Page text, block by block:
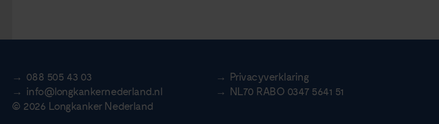
088 505 43 03
Privacyverklaring
info@longkankernederland.nl
NL70 RABO 0347 5641 51
© 2026 Longkanker Nederland